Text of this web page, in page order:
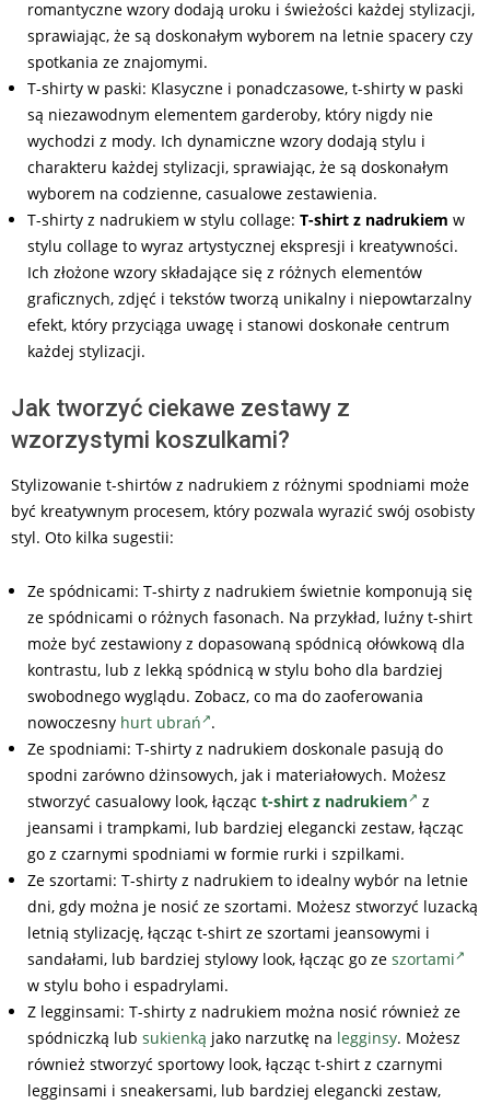
romantyczne wzory dodają uroku i świeżości każdej stylizacji,
sprawiając, że są doskonałym wyborem na letnie spacery czy
spotkania ze znajomymi.
T-shirty w paski: Klasyczne i ponadczasowe, t-shirty w paski
są niezawodnym elementem garderoby, który nigdy nie
wychodzi z mody. Ich dynamiczne wzory dodają stylu i
charakteru każdej stylizacji, sprawiając, że są doskonałym
wyborem na codzienne, casualowe zestawienia.
T-shirty z nadrukiem w stylu collage: T-shirt z nadrukiem w
stylu collage to wyraz artystycznej ekspresji i kreatywności.
Ich złożone wzory składające się z różnych elementów
graficznych, zdjęć i tekstów tworzą unikalny i niepowtarzalny
efekt, który przyciąga uwagę i stanowi doskonałe centrum
każdej stylizacji.
Jak tworzyć ciekawe zestawy z
wzorzystymi koszulkami?
Stylizowanie t-shirtów z nadrukiem z różnymi spodniami może
być kreatywnym procesem, który pozwala wyrazić swój osobisty
styl. Oto kilka sugestii:
Ze spódnicami: T-shirty z nadrukiem świetnie komponują się
ze spódnicami o różnych fasonach. Na przykład, luźny t-shirt
może być zestawiony z dopasowaną spódnicą ołówkową dla
kontrastu, lub z lekką spódnicą w stylu boho dla bardziej
swobodnego wyglądu. Zobacz, co ma do zaoferowania
nowoczesny hurt ubrań .
Ze spodniami: T-shirty z nadrukiem doskonale pasują do
spodni zarówno dżinsowych, jak i materiałowych. Możesz
stworzyć casualowy look, łącząc t-shirt z nadrukiem
z
jeansami i trampkami, lub bardziej elegancki zestaw, łącząc
go z czarnymi spodniami w formie rurki i szpilkami.
Ze szortami: T-shirty z nadrukiem to idealny wybór na letnie
dni, gdy można je nosić ze szortami. Możesz stworzyć luzacką
letnią stylizację, łącząc t-shirt ze szortami jeansowymi i
sandałami, lub bardziej stylowy look, łącząc go ze szortami
w stylu boho i espadrylami.
Z legginsami: T-shirty z nadrukiem można nosić również ze
spódniczką lub sukienką jako narzutkę na legginsy. Możesz
również stworzyć sportowy look, łącząc t-shirt z czarnymi
legginsami i sneakersami, lub bardziej elegancki zestaw,